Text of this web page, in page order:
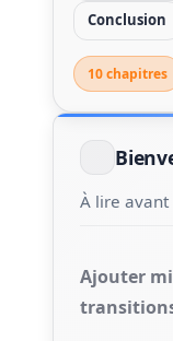
Conclusion
10 chapitres
À lire
Ajouter